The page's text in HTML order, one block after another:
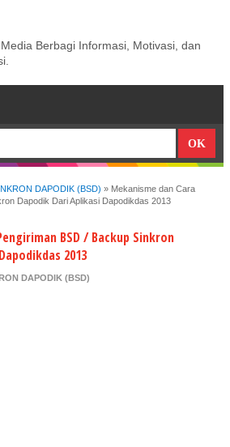
Berbagi Informasi, Motivasi, dan
DAPODIK (BSD) » Mekanisme dan Cara
Dapodik Dari Aplikasi Dapodikdas 2013
BSD / Backup Sinkron
2013
DAPODIK (BSD)